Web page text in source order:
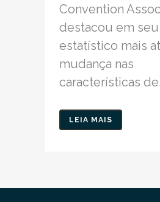
Convention
destacou em
estatístico mais
mudança nas
características
LEIA MAIS